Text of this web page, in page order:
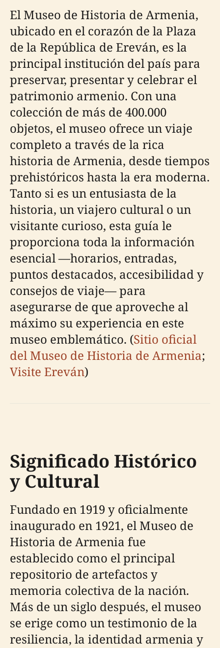
El Museo de Historia de Armenia,
ubicado en el corazón de la Plaza
de la República de Ereván, es la
principal institución del país para
preservar, presentar y celebrar el
patrimonio armenio. Con una
colección de más de 400.000
objetos, el museo ofrece un viaje
completo a través de la rica
historia de Armenia, desde tiempos
prehistóricos hasta la era moderna.
Tanto si es un entusiasta de la
historia, un viajero cultural o un
visitante curioso, esta guía le
proporciona toda la información
esencial —horarios, entradas,
puntos destacados, accesibilidad y
consejos de viaje— para
asegurarse de que aproveche al
máximo su experiencia en este
museo emblemático. (Sitio oficial
del Museo de Historia de Armenia;
Visite Ereván)
Significado Histórico
y Cultural
Fundado en 1919 y oficialmente
inaugurado en 1921, el Museo de
Historia de Armenia fue
establecido como el principal
repositorio de artefactos y
memoria colectiva de la nación.
Más de un siglo después, el museo
se erige como un testimonio de la
resiliencia, la identidad armenia y